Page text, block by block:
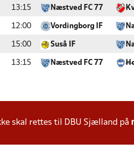
13:15 Næstved FC 77
12:00 Vordingborg IF
15:00 Suså IF
13:15 Næstved FC 77
skal rettes til DBU Sjælland på